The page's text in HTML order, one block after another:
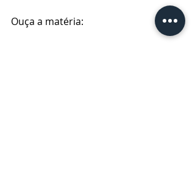
Ouça a matéria: